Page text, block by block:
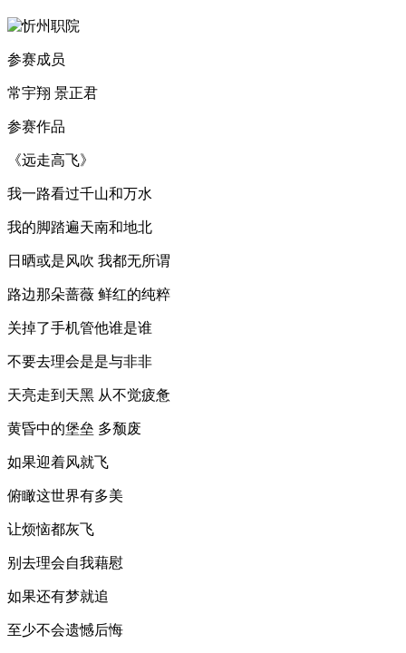
参赛成员
常宇翔 景正君
参赛作品
《远走高飞》
我一路看过千山和万水
我的脚踏遍天南和地北
日晒或是风吹 我都无所谓
路边那朵蔷薇 鲜红的纯粹
关掉了手机管他谁是谁
不要去理会是是与非非
天亮走到天黑 从不觉疲惫
黄昏中的堡垒 多颓废
如果迎着风就飞
俯瞰这世界有多美
让烦恼都灰飞
别去理会自我藉慰
如果还有梦就追
至少不会遗憾后悔